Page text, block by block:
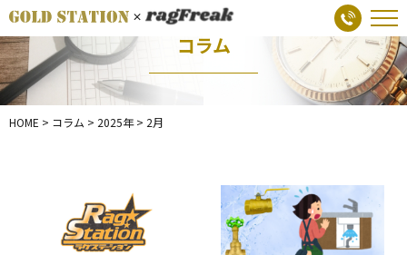
コラム
HOME > コラム > 2025年> 2月